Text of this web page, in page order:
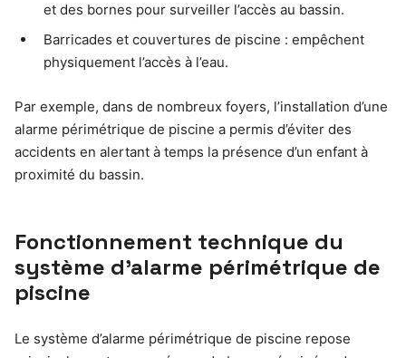
et des bornes pour surveiller l’accès au bassin.
Barricades et couvertures de piscine : empêchent
physiquement l’accès à l’eau.
Par exemple, dans de nombreux foyers, l’installation d’une
alarme périmétrique de piscine a permis d’éviter des
accidents en alertant à temps la présence d’un enfant à
proximité du bassin.
Fonctionnement technique du
système d’alarme périmétrique de
piscine
Le système d’alarme périmétrique de piscine repose